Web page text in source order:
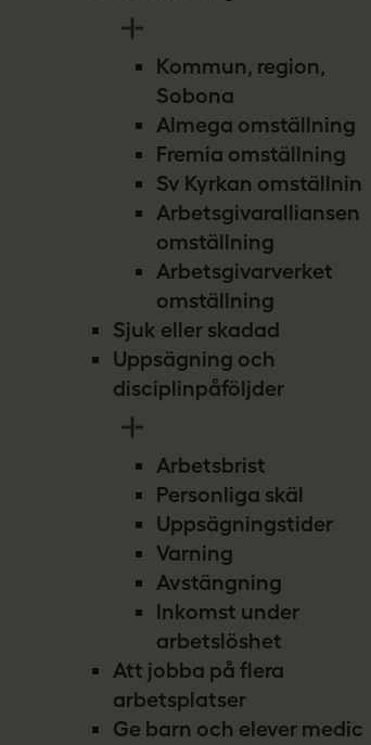
Kommun, region,
Sobona
Almega omställning
Fremia omställning
Sv Kyrkan omställning
Arbetsgivaralliansen
omställning
Arbetsgivarverket
omställning
Sjuk eller skadad
Uppsägning och
disciplinpåföljder
Arbetsbrist
Personliga skäl
Uppsägningstider
Varning
Avstängning
Inkomst under
arbetslöshet
Att jobba på flera
arbetsplatser
Ge barn och elever medicin